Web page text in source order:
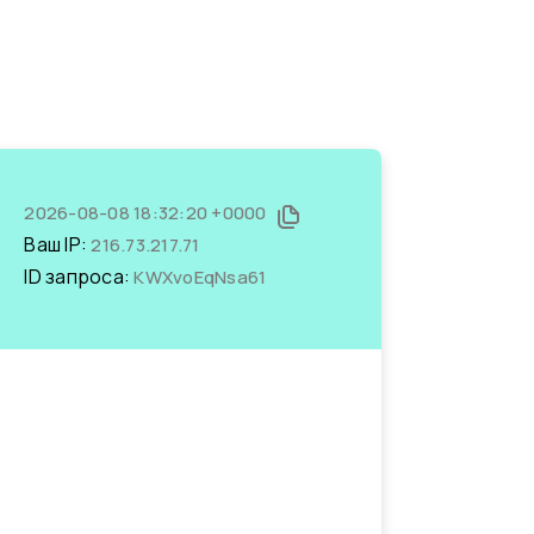
2026-08-08 18:32:20 +0000
Ваш IP:216.73.217.71
ID запроса:KWXvoEqNsa61